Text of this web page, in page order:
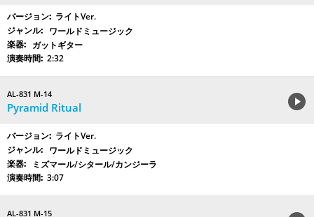
ライトVer.
ワールドミュージック
ガットギター
2:32
AL-831 M-14
Pyramid Ritual
ライトVer.
ワールドミュージック
ミズマール/シタール/カンジーラ
3:07
AL-831 M-15